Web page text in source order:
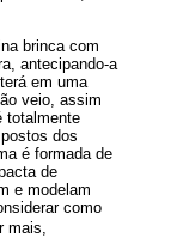
brinca com
antecipando-a
em uma
veio, assim
totalmente
dos
é formada de
de
e modelam
como
mais,